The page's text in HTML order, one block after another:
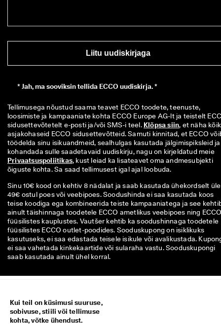
Liitu uudiskirjaga
*Jah, ma sooviksin tellida ECCO uudiskirja. *
Tellimusega nõustud saama teavet ECCO toodete, teenuste,
loosimiste ja kampaaniate kohta ECCO Europe AG-lt ja teistelt
sidusettevõtetelt e-posti ja/või SMS-i teel. Klõpsa siin, et näha
asjakohaseid ECCO sidusettevõtteid. Samuti kinnitad, et ECCO
töödelda sinu isikuandmeid, sealhulgas kasutada jälgimispiksleid ja
kohandada sulle saadetavaid uudiskirju, nagu on kirjeldatud meie
Privaatsuspoliitikas, kust leiad ka lisateavet oma andmesubjekti
õiguste kohta. Sa saad tellimusest igal ajal loobuda.
Sinu 10€ kood on kehtiv 8 nädalat ja saab kasutada ühekordselt üle
49€ ostul poes või veebipoes. Soodushinda ei saa kasutada koos
teise koodiga ega kombineerida teiste kampaaniatega ja see
ainult täishinnaga toodetele ECCO ametlikus veebipoes ning
füüsilistes kauplustes. Vautšer kehtib ka soodushinnaga toodetele
füüsilistes ECCO outlet-poodides. Sooduskupong on isiklikuks
kasutuseks, ei saa edastada teisele isikule või avalikustada.
ei saa vahetada kinkekaartide või sularaha vastu. Sooduskupongi
saab kasutada ainult ühel korral.
Kui teil on küsimusi suuruse,
sobivuse, stiili või tellimuse
kohta, võtke ühendust.